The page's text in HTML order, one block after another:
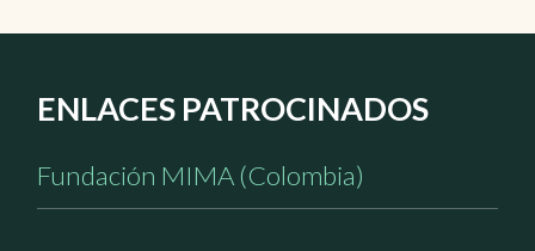
ENLACES PATROCINADOS
Fundación MIMA (Colombia)